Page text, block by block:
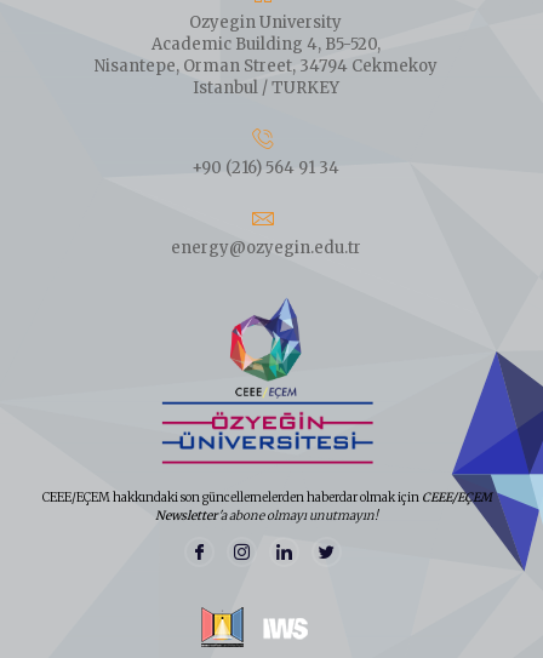
Ozyegin University
Academic Building 4, B5-520,
Nisantepe, Orman Street, 34794 Cekmekoy
Istanbul / TURKEY
+90 (216) 564 91 34
energy@ozyegin.edu.tr
CEEE/EÇEM hakkındaki son güncellemelerden haberdar olmak için CEEE/EÇEM
Newsletter'a abone olmayı unutmayın!